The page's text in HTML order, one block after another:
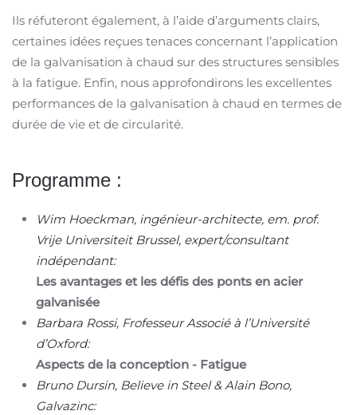
Ils réfuteront également, à l’aide d’arguments clairs,
certaines idées reçues tenaces concernant l’application
de la galvanisation à chaud sur des structures sensibles
à la fatigue. Enfin, nous approfondirons les excellentes
performances de la galvanisation à chaud en termes de
durée de vie et de circularité.
Programme :
Wim Hoeckman, ingénieur-architecte, em. prof.
Vrije Universiteit Brussel, expert/consultant
indépendant:
Les avantages et les défis des ponts en acier
galvanisée
Barbara Rossi, Frofesseur Associé à l’Université
d’Oxford:
Aspects de la conception - Fatigue
Bruno Dursin, Believe in Steel & Alain Bono,
Galvazinc: